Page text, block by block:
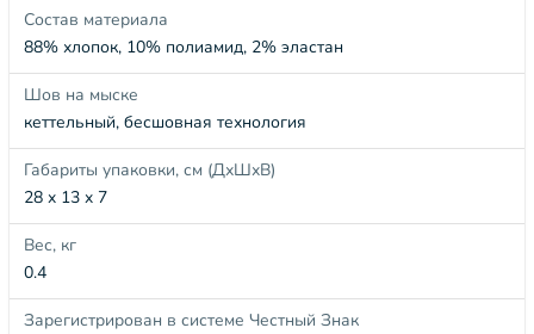
Состав материала
88% хлопок, 10% полиамид, 2% эластан
Шов на мыске
кеттельный, бесшовная технология
Габариты упаковки, см (ДхШхВ)
28 x 13 x 7
Вес, кг
0.4
Зарегистрирован в системе Честный Знак